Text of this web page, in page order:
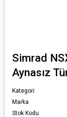
Simrad
Aynasız
Kategori
Marka
Stok Kodu